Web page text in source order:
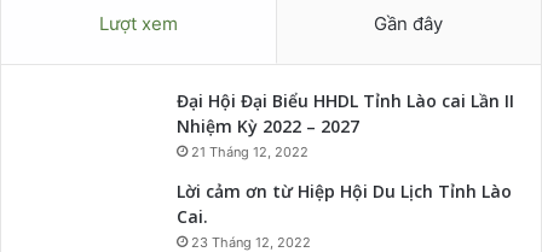
Lượt xem Gần đây
Đại Hội Đại Biểu HHDL Tỉnh Lào cai Lần II
Nhiệm Kỳ 2022 – 2027
21 Tháng 12, 2022
Lời cảm ơn từ Hiệp Hội Du Lịch Tỉnh Lào
Cai.
23 Tháng 12, 2022